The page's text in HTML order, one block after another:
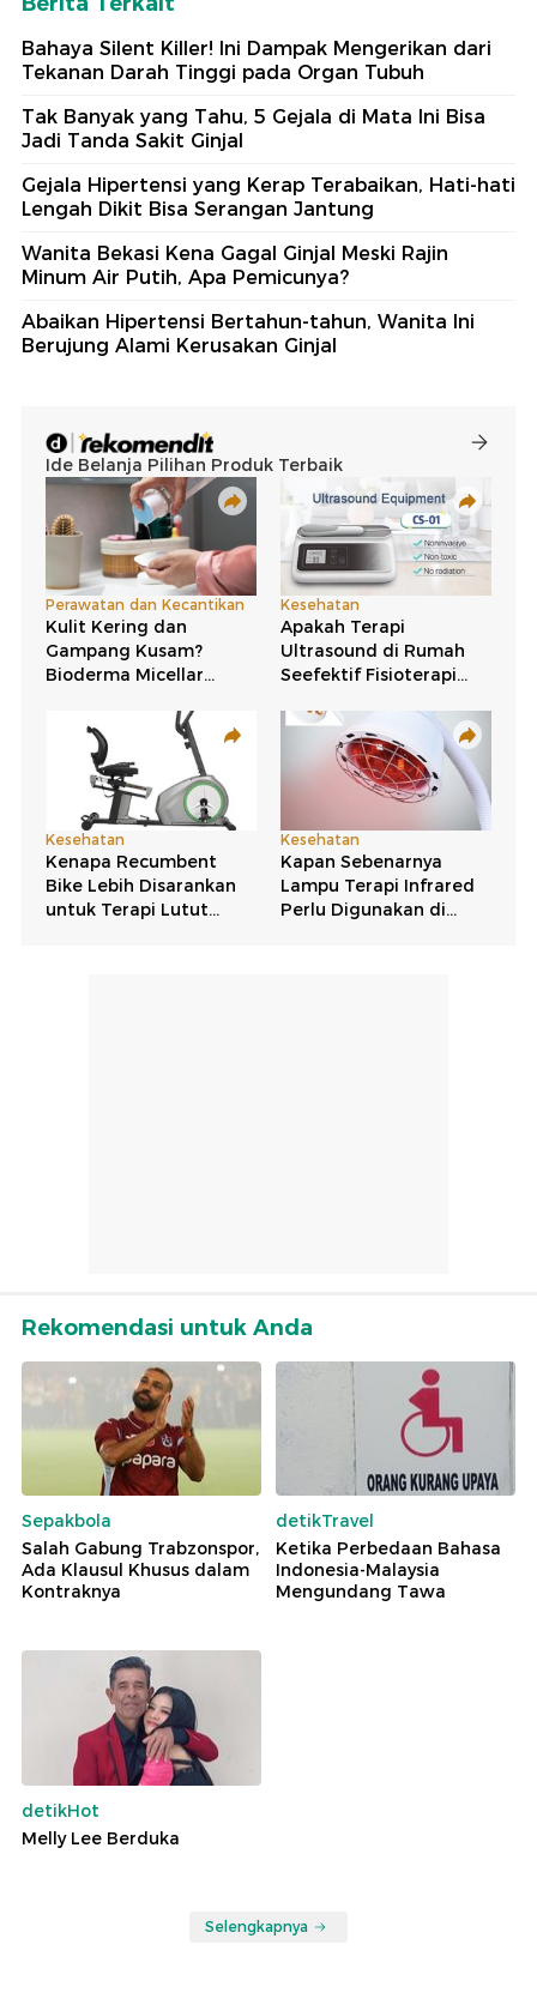
Bahaya Silent Killer! Ini Dampak Mengerikan dari
Tekanan Darah Tinggi pada Organ Tubuh
Tak Banyak yang Tahu, 5 Gejala di Mata Ini Bisa
Jadi Tanda Sakit Ginjal
Gejala Hipertensi yang Kerap Terabaikan, Hati-hati
Lengah Dikit Bisa Serangan Jantung
Wanita Bekasi Kena Gagal Ginjal Meski Rajin
Minum Air Putih, Apa Pemicunya?
Abaikan Hipertensi Bertahun-tahun, Wanita Ini
Berujung Alami Kerusakan Ginjal
Rekomendasi untuk Anda
Sepakbola
Salah Gabung Trabzonspor,
Ada Klausul Khusus dalam
Kontraknya
detikTravel
Ketika Perbedaan Bahasa
Indonesia-Malaysia
Mengundang Tawa
detikHot
Melly Lee Berduka
Selengkapnya